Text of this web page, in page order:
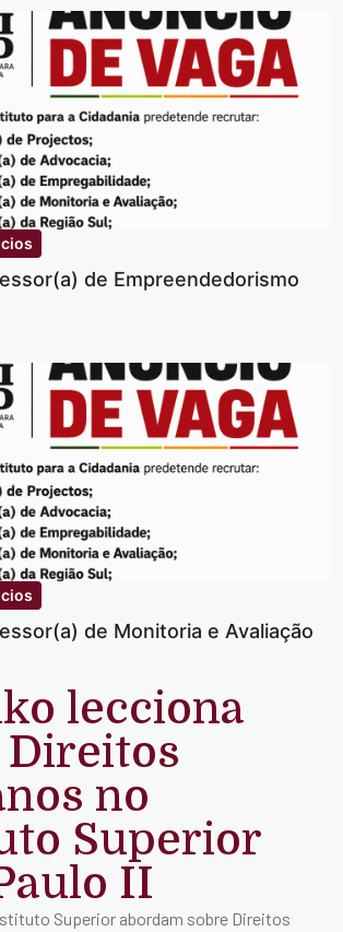
de Empreendedorismo
de Monitoria e Avaliação
lecciona
Direitos
no
Superior
II
Superior abordam sobre Direitos